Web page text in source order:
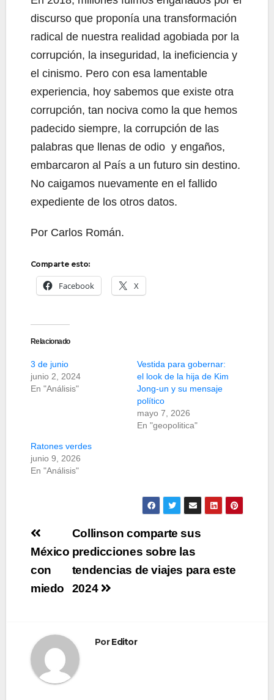
discurso que proponía una transformación
radical de nuestra realidad agobiada por la
corrupción, la inseguridad, la ineficiencia y
el cinismo. Pero con esa lamentable
experiencia, hoy sabemos que existe otra
corrupción, tan nociva como la que hemos
padecido siempre, la corrupción de las
palabras que llenas de odio y engaños,
embarcaron al País a un futuro sin destino.
No caigamos nuevamente en el fallido
expediente de los otros datos.
Por Carlos Román.
Comparte esto:
Facebook X
Relacionado
3 de junio
junio 2, 2024
En "Análisis"
Vestida para gobernar:
el look de la hija de Kim
Jong-un y su mensaje
político
mayo 7, 2026
En "geopolitica"
Ratones verdes
junio 9, 2026
En "Análisis"
Navegación
de
entradas
Collinson comparte sus
predicciones sobre las
tendencias de viajes para este
2024
México
con
miedo
PorEditor